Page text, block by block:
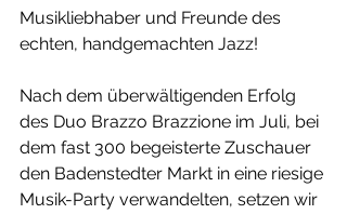
Musikliebhaber und Freunde des
echten, handgemachten Jazz!
Nach dem überwältigenden Erfolg
des Duo Brazzo Brazzione im Juli, bei
dem fast 300 begeisterte Zuschauer
den Badenstedter Markt in eine riesige
Musik-Party verwandelten, setzen wir